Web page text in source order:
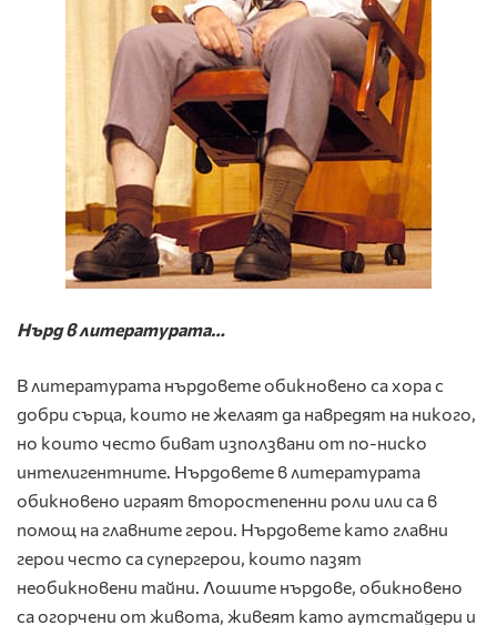
Нърд в литературата…
В литературата нърдовете обикновено са хора с
добри сърца, които не желаят да навредят на никого,
но които често биват използвани от по-ниско
интелигентните. Нърдовете в литературата
обикновено играят второстепенни роли или са в
помощ на главните герои. Нърдовете като главни
герои често са супергерои, които пазят
необикновени тайни. Лошите нърдове, обикновено
са огорчени от живота, живеят като аутстайдери и